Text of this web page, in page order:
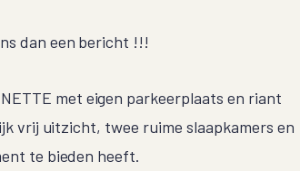
dan een bericht !!!
met eigen parkeerplaats en riant
vrij uitzicht, twee ruime slaapkamers en
te bieden heeft.